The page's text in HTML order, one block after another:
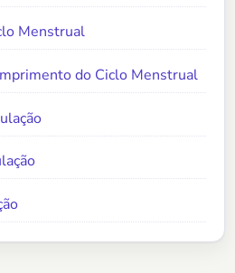
Menstrual
do Ciclo Menstrual